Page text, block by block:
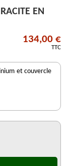
EN
134,00 €
TTC
et couvercle